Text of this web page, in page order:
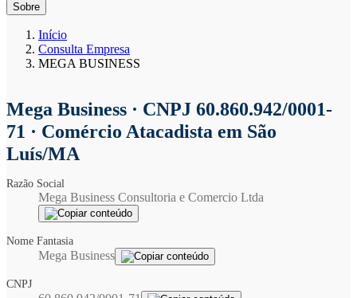
Sobre
Início
Consulta Empresa
MEGA BUSINESS
Mega Business · CNPJ 60.860.942/0001-
71 · Comércio Atacadista em São
Luís/MA
Razão Social
Mega Business Consultoria e Comercio Ltda
Nome Fantasia
Mega Business
CNPJ